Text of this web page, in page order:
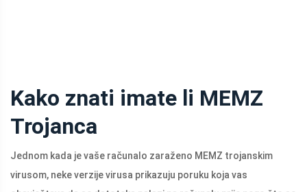
Kako znati imate li MEMZ
Trojanca
Jednom kada je vaše računalo zaraženo MEMZ trojanskim
virusom, neke verzije virusa prikazuju poruku koja vas